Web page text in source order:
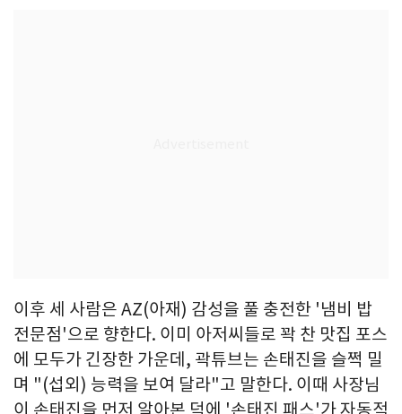
이후 세 사람은 AZ(아재) 감성을 풀 충전한 '냄비 밥
전문점'으로 향한다. 이미 아저씨들로 꽉 찬 맛집 포스
에 모두가 긴장한 가운데, 곽튜브는 손태진을 슬쩍 밀
며 "(섭외) 능력을 보여 달라"고 말한다. 이때 사장님